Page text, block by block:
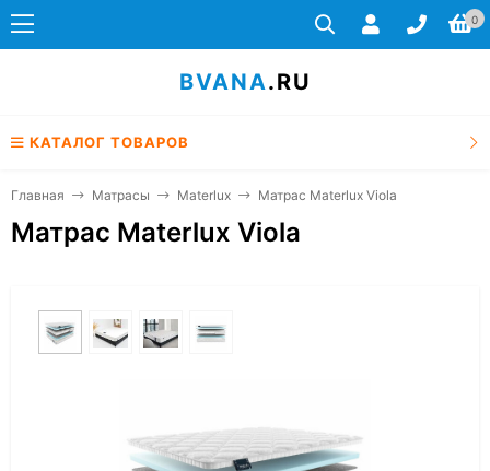
0
BVANA.RU
КАТАЛОГ ТОВАРОВ
Главная Матрасы Materlux Матрас Materlux Viola
Матрас Materlux Viola